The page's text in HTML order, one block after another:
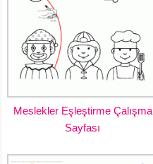
Meslekler Eşleştirme Çalışma
Sayfası